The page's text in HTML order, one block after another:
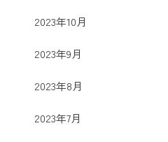
2023年10月
2023年9月
2023年8月
2023年7月